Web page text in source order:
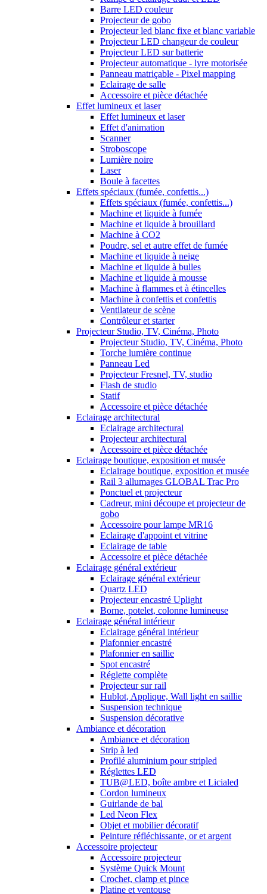
Barre LED couleur
Projecteur de gobo
Projecteur led blanc fixe et blanc variable
Projecteur LED changeur de couleur
Projecteur LED sur batterie
Projecteur automatique - lyre motorisée
Panneau matriçable - Pixel mapping
Eclairage de salle
Accessoire et pièce détachée
Effet lumineux et laser
Effet lumineux et laser
Effet d'animation
Scanner
Stroboscope
Lumière noire
Laser
Boule à facettes
Effets spéciaux (fumée, confettis...)
Effets spéciaux (fumée, confettis...)
Machine et liquide à fumée
Machine et liquide à brouillard
Machine à CO2
Poudre, sel et autre effet de fumée
Machine et liquide à neige
Machine et liquide à bulles
Machine et liquide à mousse
Machine à flammes et à étincelles
Machine à confettis et confettis
Ventilateur de scène
Contrôleur et starter
Projecteur Studio, TV, Cinéma, Photo
Projecteur Studio, TV, Cinéma, Photo
Torche lumière continue
Panneau Led
Projecteur Fresnel, TV, studio
Flash de studio
Statif
Accessoire et pièce détachée
Eclairage architectural
Eclairage architectural
Projecteur architectural
Accessoire et pièce détachée
Eclairage boutique, exposition et musée
Eclairage boutique, exposition et musée
Rail 3 allumages GLOBAL Trac Pro
Ponctuel et projecteur
Cadreur, mini découpe et projecteur de
gobo
Accessoire pour lampe MR16
Eclairage d'appoint et vitrine
Eclairage de table
Accessoire et pièce détachée
Eclairage général extérieur
Eclairage général extérieur
Quartz LED
Projecteur encastré Uplight
Borne, potelet, colonne lumineuse
Eclairage général intérieur
Eclairage général intérieur
Plafonnier encastré
Plafonnier en saillie
Spot encastré
Réglette complète
Projecteur sur rail
Hublot, Applique, Wall light en saillie
Suspension technique
Suspension décorative
Ambiance et décoration
Ambiance et décoration
Strip à led
Profilé aluminium pour stripled
Réglettes LED
TUB@LED, boîte ambre et Licialed
Cordon lumineux
Guirlande de bal
Led Neon Flex
Objet et mobilier décoratif
Peinture réfléchissante, or et argent
Accessoire projecteur
Accessoire projecteur
Système Quick Mount
Crochet, clamp et pince
Platine et ventouse